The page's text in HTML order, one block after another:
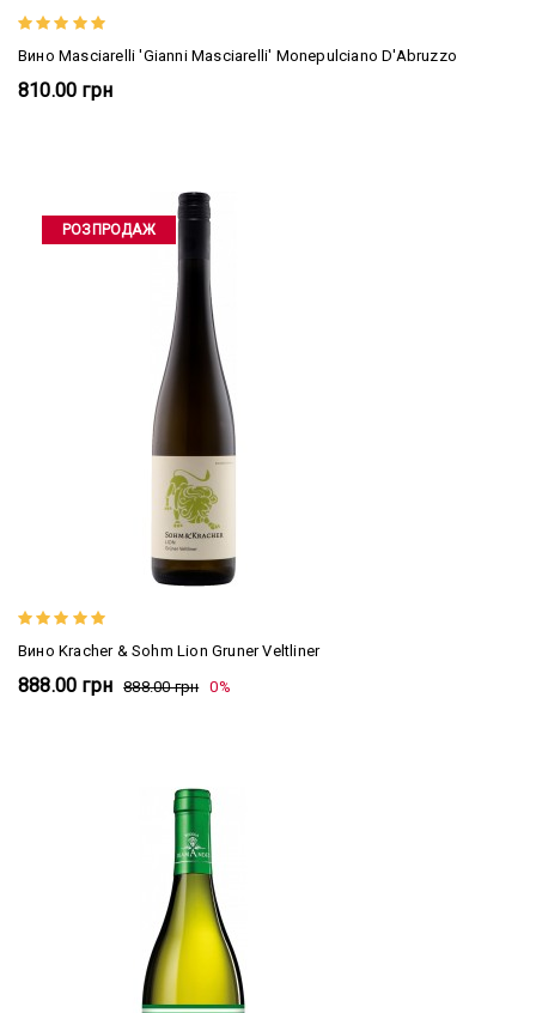
Вино Masciarelli 'Gianni Masciarelli' Monepulciano D'Abruzzo
810.00 грн
РОЗПРОДАЖ
Вино Kracher & Sohm Lion Gruner Veltliner
888.00 грн 888.00 грн 0%